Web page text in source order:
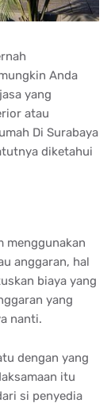
Anda
yang
atau
Di Surabaya
diketahui
menggunakan
anggaran, hal
biaya yang
yang
nanti.
dengan yang
itu
si penyedia